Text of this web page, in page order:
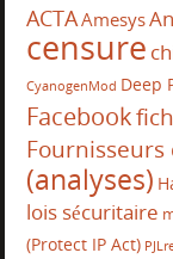
ACTAAmesys
censure
CyanogenMod Deep
Facebook
Fournisseurs
(analyses)
lois sécuritaire
(Protect IP Act)